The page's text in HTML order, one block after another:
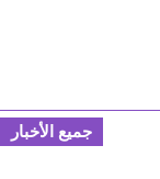
جميع الأخبار